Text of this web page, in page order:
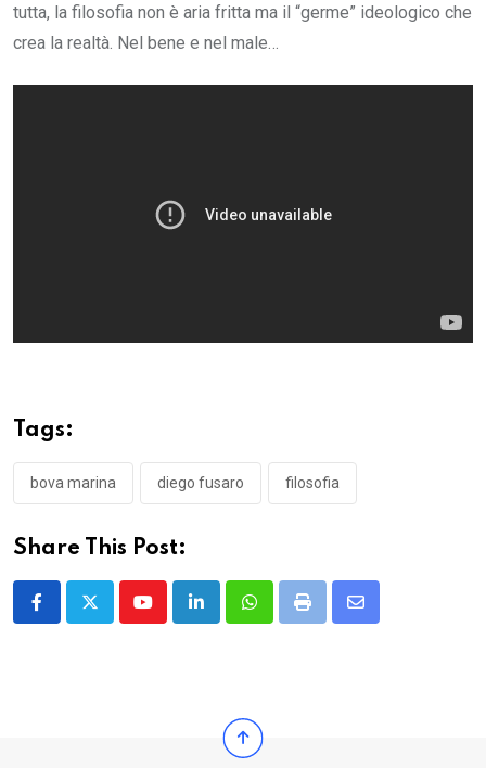
tutta, la filosofia non è aria fritta ma il “germe” ideologico che
crea la realtà. Nel bene e nel male…
Tags:
bova marina diego fusaro filosofia
Share This Post:
YoutubeLinkedInWhatsappPrint
Share